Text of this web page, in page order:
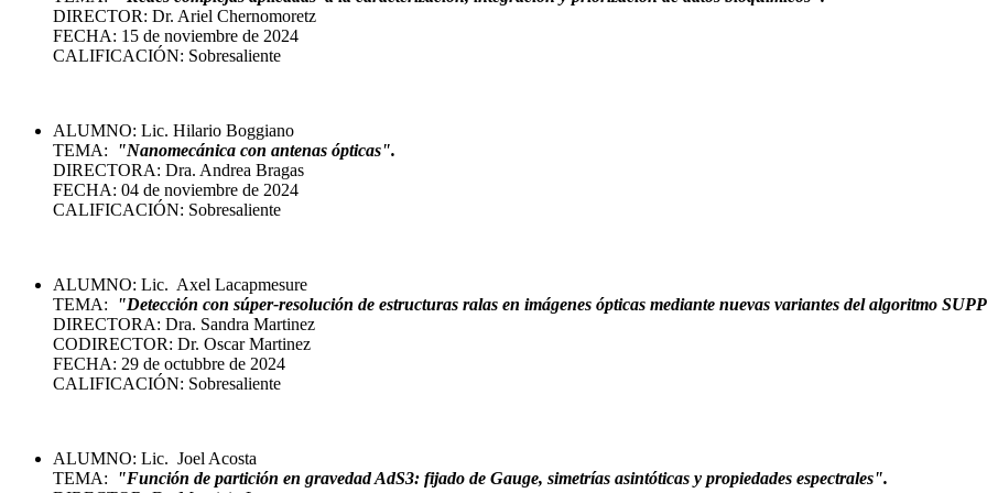
DIRECTOR: Dr. Ariel Chernomoretz
FECHA: 15 de noviembre de 2024
CALIFICACIÓN: Sobresaliente
ALUMNO: Lic. Hilario Boggiano
TEMA:
"Nanomecánica con antenas ópticas".
DIRECTORA: Dra. Andrea Bragas
FECHA: 04 de noviembre de 2024
CALIFICACIÓN: Sobresaliente
ALUMNO: Lic. Axel Lacapmesure
TEMA:
"Detección con súper-resolución de estructuras ralas en imágenes ópticas mediante nuevas variantes del algoritmo
DIRECTORA: Dra. Sandra Martinez
CODIRECTOR: Dr. Oscar Martinez
FECHA: 29 de octubbre de 2024
CALIFICACIÓN: Sobresaliente
ALUMNO: Lic. Joel Acosta
TEMA:
"Función de partición en gravedad AdS3: fijado de Gauge, simetrías asintóticas y propiedades espectrales".